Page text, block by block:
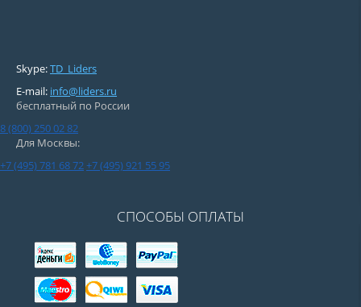
Skype:TD_Liders
E-mail: info@liders.ru
бесплатный по России
8 (800) 250 02 82
Для Москвы:
+7 (495) 781 68 72+7 (495) 921 55 95
СПОСОБЫ ОПЛАТЫ